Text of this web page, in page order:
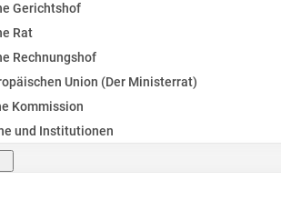
Gerichtshof
Rat
Rechnungshof
Union (Der Ministerrat)
Kommission
und Institutionen